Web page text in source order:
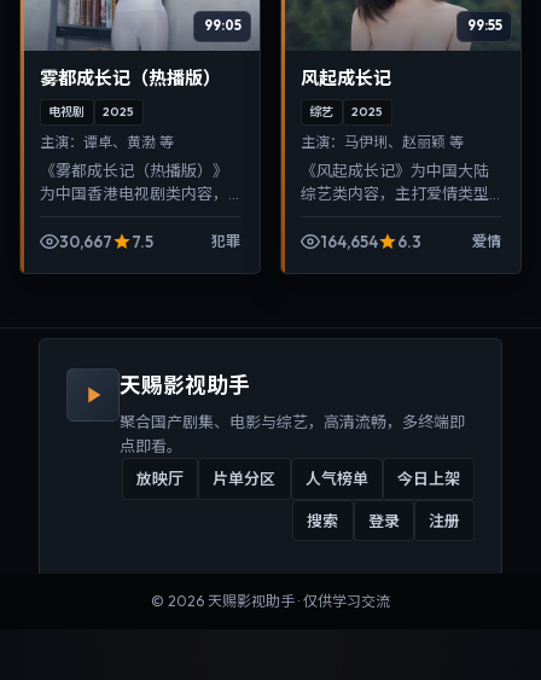
99:05
雾都成长记（热播版）
电视剧 2025
主演： 谭卓、黄渤 等
《雾都成长记（热播版）》
为中国香港电视剧类内容，
凑、画面清晰，适合移动端
30,667 7.5 犯罪
99:55
风起成长记
综艺 2025
主演： 马伊琍、赵丽颖 等
《风起成长记》为中国大陆
综艺类内容，主打爱情类型
晰，适合移动端与电视端随
164,654 6.3 爱情
天赐影视助手
聚合国产剧集、电影与综艺，高清流畅，多终端即
点即看。
放映厅
片单分区 人气榜单 今日上架
搜索 登录 注册
© 2026 天赐影视助手 · 仅供学习交流